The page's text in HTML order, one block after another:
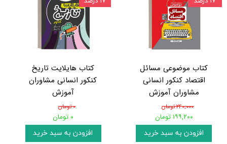
کتاب موضوعی مسائل
اقتصاد کنکور انسانی
مشاوران آموزش
۲۴۰,۰۰۰ تومان
۱۹۹,۲۰۰ تومان
افزودن به سبد خرید
کتاب هایلایت تاریخ
کنکور انسانی مشاوران
آموزش
۰ تومان
۰ تومان
افزودن به سبد خرید